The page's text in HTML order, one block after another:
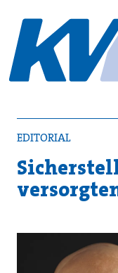
EDITORIAL